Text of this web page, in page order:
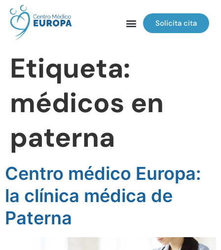
Solicita cita
Etiqueta:
médicos en
paterna
Centro médico Europa:
la clínica médica de
Paterna